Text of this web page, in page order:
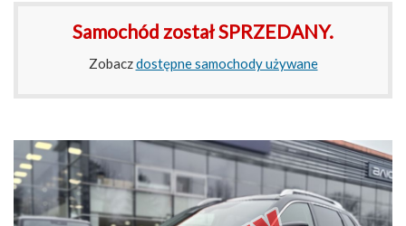
Samochód został SPRZEDANY.
Zobaczdostępne samochody używane